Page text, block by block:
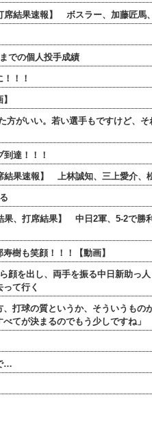
結果速報】 ボスラー、加藤匠馬
での個人投手成績
！！
がいい。若い選手もですけど、
達！！！
果速報】 上林誠知、三上愛介、
、打席結果】 中日2軍、5-2で勝
樹も笑顔！！！【動画】
を出し、両手を振る中日新助っ人
て行く
打球の質というか、そういうもの
てが決まるのでもう少しですね」
…